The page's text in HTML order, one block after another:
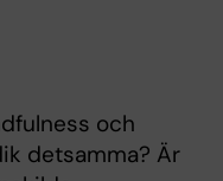
och
detsamma? Är